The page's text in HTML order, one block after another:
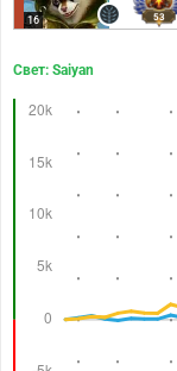
16 53
Свет: Saiyan